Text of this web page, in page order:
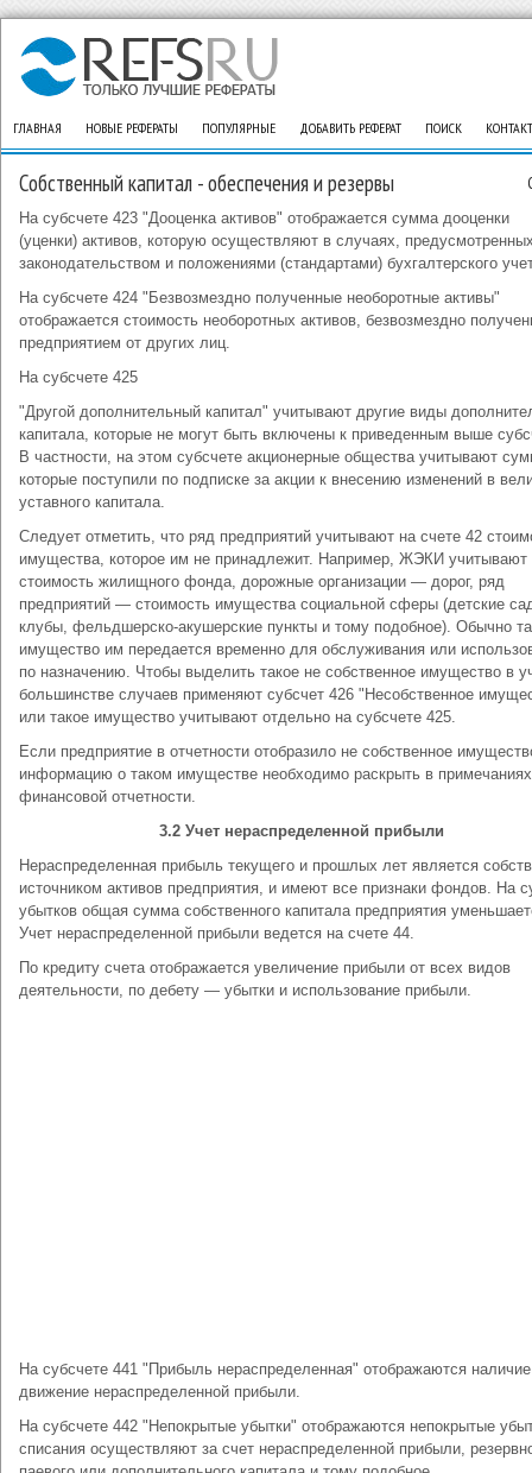
ГЛАВНАЯ НОВЫЕ РЕФЕРАТЫ ПОПУЛЯРНЫЕ ДОБАВИТЬ РЕФЕРАТ ПОИСК
Собственный капитал - обеспечения и резервы
На субсчете 423 "Дооценка активов" отображается сумма дооценки
(уценки) активов, которую осуществляют в случаях,
законодательством и положениями (стандартами) бухгалтерского
На субсчете 424 "Безвозмездно полученные необоротные активы"
отображается стоимость необоротных активов, безвозмездно
предприятием от других лиц.
На субсчете 425
"Другой дополнительный капитал" учитывают другие виды
капитала, которые не могут быть включены к приведенным выше
В частности, на этом субсчете акционерные общества учитывают
которые поступили по подписке за акции к внесению изменений в
уставного капитала.
Следует отметить, что ряд предприятий учитывают на счете 42
имущества, которое им не принадлежит. Например, ЖЭКИ учитывают
стоимость жилищного фонда, дорожные организации — дорог, ряд
предприятий — стоимость имущества социальной сферы (детские
клубы, фельдшерско-акушерские пункты и тому подобное). Обычно
имущество им передается временно для обслуживания или
по назначению. Чтобы выделить такое не собственное имущество в
большинстве случаев применяют субсчет 426 "Несобственное
или такое имущество учитывают отдельно на субсчете 425.
Если предприятие в отчетности отобразило не собственное
информацию о таком имуществе необходимо раскрыть в
финансовой отчетности.
3.2 Учет нераспределенной прибыли
Нераспределенная прибыль текущего и прошлых лет является
источником активов предприятия, и имеют все признаки фондов. На
убытков общая сумма собственного капитала предприятия
Учет нераспределенной прибыли ведется на счете 44.
По кредиту счета отображается увеличение прибыли от всех видов
деятельности, по дебету — убытки и использование прибыли.
На субсчете 441 "Прибыль нераспределенная" отображаются
движение нераспределенной прибыли.
На субсчете 442 "Непокрытые убытки" отображаются непокрытые
списания осуществляют за счет нераспределенной прибыли,